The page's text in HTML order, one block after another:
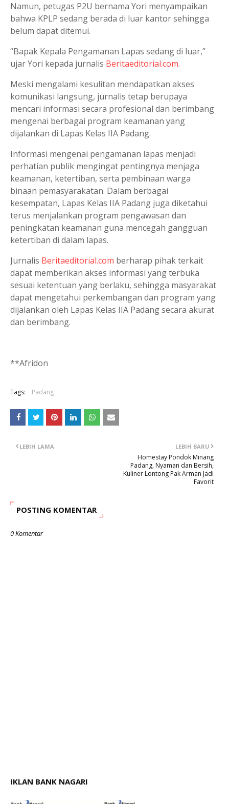
Namun, petugas P2U bernama Yori menyampaikan
bahwa KPLP sedang berada di luar kantor sehingga
belum dapat ditemui.
“Bapak Kepala Pengamanan Lapas sedang di luar,”
ujar Yori kepada jurnalis Beritaeditorial.com.
Meski mengalami kesulitan mendapatkan akses
komunikasi langsung, jurnalis tetap berupaya
mencari informasi secara profesional dan berimbang
mengenai berbagai program keamanan yang
dijalankan di Lapas Kelas IIA Padang.
Informasi mengenai pengamanan lapas menjadi
perhatian publik mengingat pentingnya menjaga
keamanan, ketertiban, serta pembinaan warga
binaan pemasyarakatan. Dalam berbagai
kesempatan, Lapas Kelas IIA Padang juga diketahui
terus menjalankan program pengawasan dan
peningkatan keamanan guna mencegah gangguan
ketertiban di dalam lapas.
Jurnalis Beritaeditorial.com berharap pihak terkait
dapat memberikan akses informasi yang terbuka
sesuai ketentuan yang berlaku, sehingga masyarakat
dapat mengetahui perkembangan dan program yang
dijalankan oleh Lapas Kelas IIA Padang secara akurat
dan berimbang.
**Afridon
Tags: Padang
LEBIH BARU
Homestay Pondok Minang
Padang, Nyaman dan Bersih,
Kuliner Lontong Pak Arman Jadi
Favorit
LEBIH LAMA
POSTING KOMENTAR
0 Komentar
IKLAN BANK NAGARI